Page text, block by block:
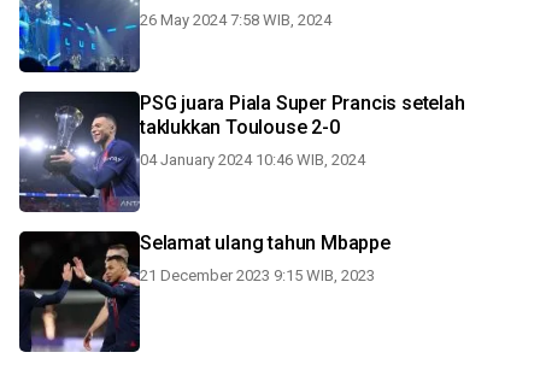
26 May 2024 7:58 WIB, 2024
PSG juara Piala Super Prancis setelah
taklukkan Toulouse 2-0
04 January 2024 10:46 WIB, 2024
Selamat ulang tahun Mbappe
21 December 2023 9:15 WIB, 2023